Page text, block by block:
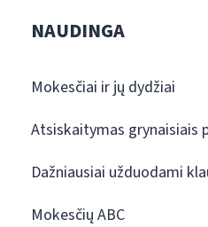
NAUDINGA
Mokesčiai ir jų dydžiai
Atsiskaitymas grynaisiais
Dažniausiai užduodami
Mokesčių ABC